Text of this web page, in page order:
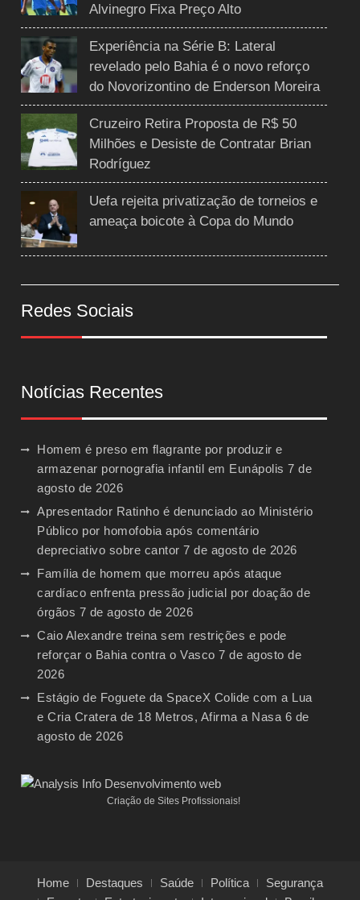
Alvinegro Fixa Preço Alto
Experiência na Série B: Lateral
revelado pelo Bahia é o novo reforço
do Novorizontino de Enderson Moreira
Cruzeiro Retira Proposta de R$ 50
Milhões e Desiste de Contratar Brian
Rodríguez
Uefa rejeita privatização de torneios e
ameaça boicote à Copa do Mundo
Redes Sociais
Notícias Recentes
Homem é preso em flagrante por produzir e
armazenar pornografia infantil em Eunápolis 7 de
agosto de 2026
Apresentador Ratinho é denunciado ao Ministério
Público por homofobia após comentário
depreciativo sobre cantor 7 de agosto de 2026
Família de homem que morreu após ataque
cardíaco enfrenta pressão judicial por doação de
órgãos 7 de agosto de 2026
Caio Alexandre treina sem restrições e pode
reforçar o Bahia contra o Vasco 7 de agosto de
2026
Estágio de Foguete da SpaceX Colide com a Lua
e Cria Cratera de 18 Metros, Afirma a Nasa 6 de
agosto de 2026
Criação de Sites Profissionais!
Home Destaques Saúde Política
Segurança